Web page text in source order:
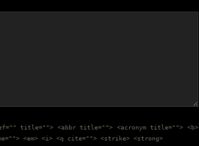
title=""> <abbr title=""> <acronym title=""> <b>
<em> <i> <q cite=""> <strike> <strong>